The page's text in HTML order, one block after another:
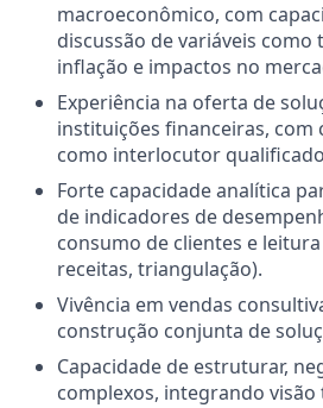
macroeconômico, com
discussão de variáveis como
inflação e impactos no
Experiência na oferta de
instituições financeiras, com
como interlocutor
Forte capacidade analítica
de indicadores de
consumo de clientes e
receitas, triangulação).
Vivência em vendas
construção conjunta de
Capacidade de estruturar,
complexos, integrando visão